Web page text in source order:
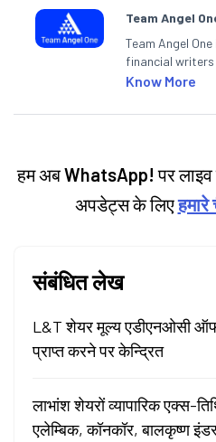
Team Angel
Team Angel
financial
articles on the
categories.
Know More
हम अबWhatsApp! पर
अपडेट्स के लिए
संबंधित लेख
L&T शेयर मूल्य एडीएनओसी
प्राप्त करने पर केन्द्रित
लाभांश शेयरों व्यापारिक एक्स-
एलेम्बिक, कॉनकॉर, बालकृष्ण